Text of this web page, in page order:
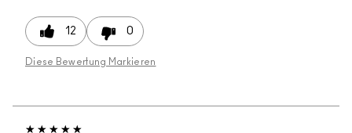
12 0
Diese Bewertung Markieren